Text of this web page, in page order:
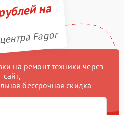
на
Fagor
на ремонт техники через
сайт,
бессрочная скидка